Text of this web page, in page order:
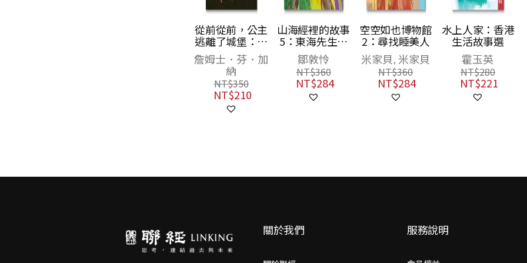
從前從前，公主
逃離了城堡：風
靡全球三十年的
政治正確童話經
典
詹姆士．芬．加
納
NT$350
NT$210
山海經裡的故事
5：東海先生的
萬里行蹤
鄒敦怜
NT$360
NT$284
空空如也博物館
2：尋找睡美人
米家貝, 米家貝
NT$360
NT$284
水上人家：香港
生活故事選
霍玉英
NT$280
NT$221
關於我們 服務說明